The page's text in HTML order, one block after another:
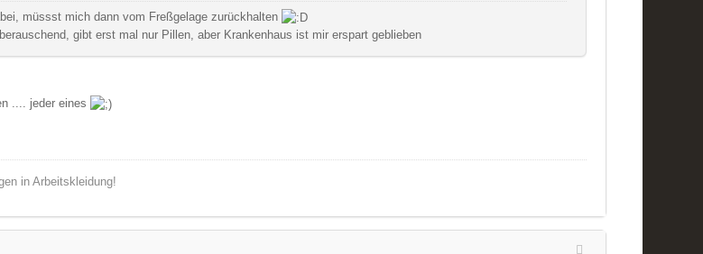
müssst mich dann vom Freßgelage zurückhalten
gibt erst mal nur Pillen, aber Krankenhaus ist mir erspart geblieben
.... jeder eines
in Arbeitskleidung!